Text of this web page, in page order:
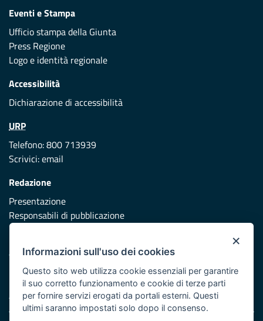
Eventi e Stampa
Ufficio stampa della Giunta
Press Regione
Logo e identità regionale
Accessibilità
Dichiarazione di accessibilità
URP
Telefono: 800 713939
Scrivici:email
Redazione
Presentazione
Responsabili di pubblicazione
Vai al sito di Protezione Civile Puglia
Iniziativa finanziata con risorse del POR Puglia 2014/2020 -
Asse XI
×
Informazioni sull'uso dei cookies
Questo sito web utilizza cookie essenziali per garantire
il suo corretto funzionamento e cookie di terze parti
per fornire servizi erogati da portali esterni. Questi
ultimi saranno impostati solo dopo il consenso.